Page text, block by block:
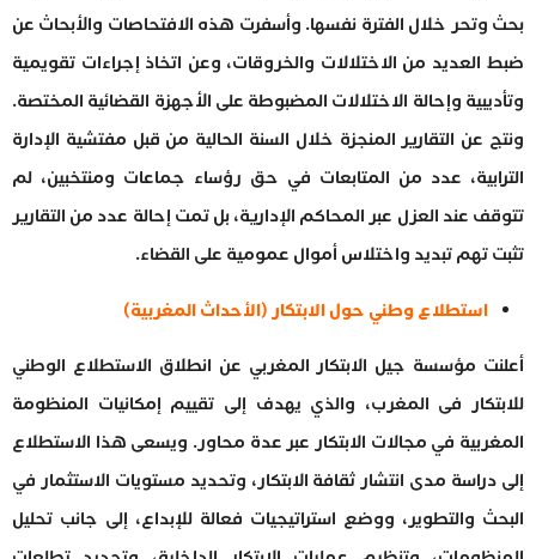
بحث وتحر خلال الفترة نفسها. وأسفرت هذه الافتحاصات والأبحاث عن
ضبط العديد من الاختلالات والخروقات، وعن اتخاذ إجراءات تقويمية
وتأديبية وإحالة الاختلالات المضبوطة على الأجهزة القضائية المختصة.
ونتج عن التقارير المنجزة خلال السنة الحالية من قبل مفتشية الإدارة
الترابية، عدد من المتابعات في حق رؤساء جماعات ومنتخبين، لم
تتوقف عند العزل عبر المحاكم الإدارية، بل تمت إحالة عدد من التقارير
تثبت تهم تبديد واختلاس أموال عمومية على القضاء.
استطلاع وطني حول الابتكار (الأحداث المغربية)
أعلنت مؤسسة جيل الابتكار المغربي عن انطلاق الاستطلاع الوطني
للابتكار فى المغرب، والذي يهدف إلى تقييم إمكانيات المنظومة
المغربية في مجالات الابتكار عبر عدة محاور. ويسعى هذا الاستطلاع
إلى دراسة مدى انتشار ثقافة الابتكار، وتحديد مستويات الاستثمار في
البحث والتطوير، ووضع استراتيجيات فعالة للإبداع، إلى جانب تحليل